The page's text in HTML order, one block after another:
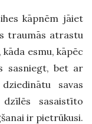
kāpnēm jāiet
traumās atrastu
esmu, kāpēc
sasniegt, bet ar
savas
sasaistīto
ir pietrūkusi.